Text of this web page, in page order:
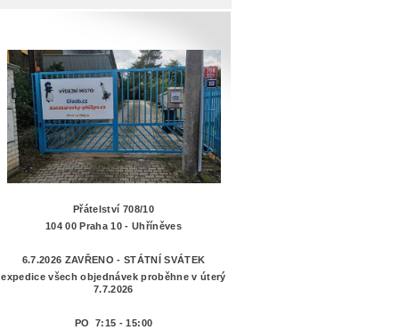
Přátelství 708/10
104 00 Praha 10 - Uhříněves
6.7.2026 ZAVŘENO - STÁTNÍ SVÁTEK
expedice všech objednávek proběhne v úterý
7.7.2026
PO 7:15 - 15:00